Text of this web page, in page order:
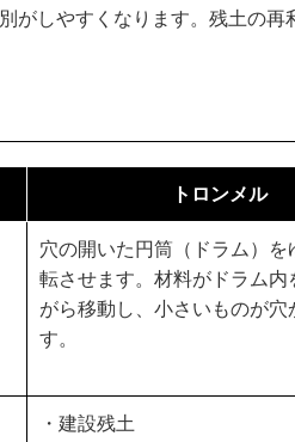
がしやすくなります。残土の
トロンメル
穴の開いた円筒（ドラム）を
転させます。材料がドラム内
がら移動し、小さいものが穴
す。
・建設残土